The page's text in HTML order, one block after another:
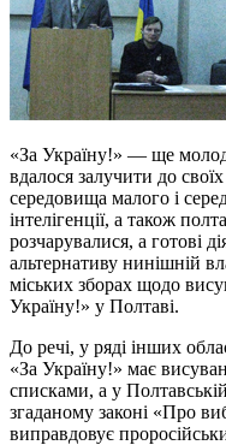
«За Україну!» — ще
вдалося залучити до
середовища малого і
інтелігенції, а також
розчарувалися, а готові
альтернативу нинішній
міських зборах щодо
Україну!» у Полтаві.
До речі, у ряді інших
«За Україну!» має
списками, а у
згаданому законі «Про
виправдовує